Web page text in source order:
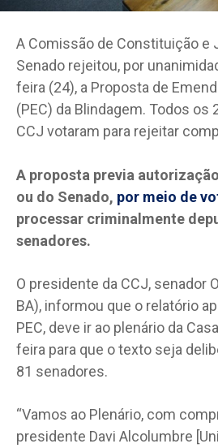
A Comissão de Constituição e
Senado rejeitou, por
feira (24), a Proposta de
(PEC) da Blindagem. Todos os
CCJ votaram para rejeitar
A proposta previa
ou do Senado, por meio de
processar criminalmente
senadores.
O presidente da CCJ, senador
BA), informou que o relatório
PEC, deve ir ao plenário da
feira para que o texto seja
81 senadores.
“Vamos ao Plenário, com
presidente Davi Alcolumbre